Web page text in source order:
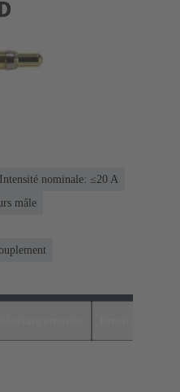
Intensité nominale: ≤20 A
mâle